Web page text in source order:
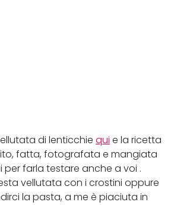
di lenticchie qui e la ricetta
fatta, fotografata e mangiata
farla testare anche a voi .
vellutata con i crostini oppure
la pasta, a me è piaciuta in